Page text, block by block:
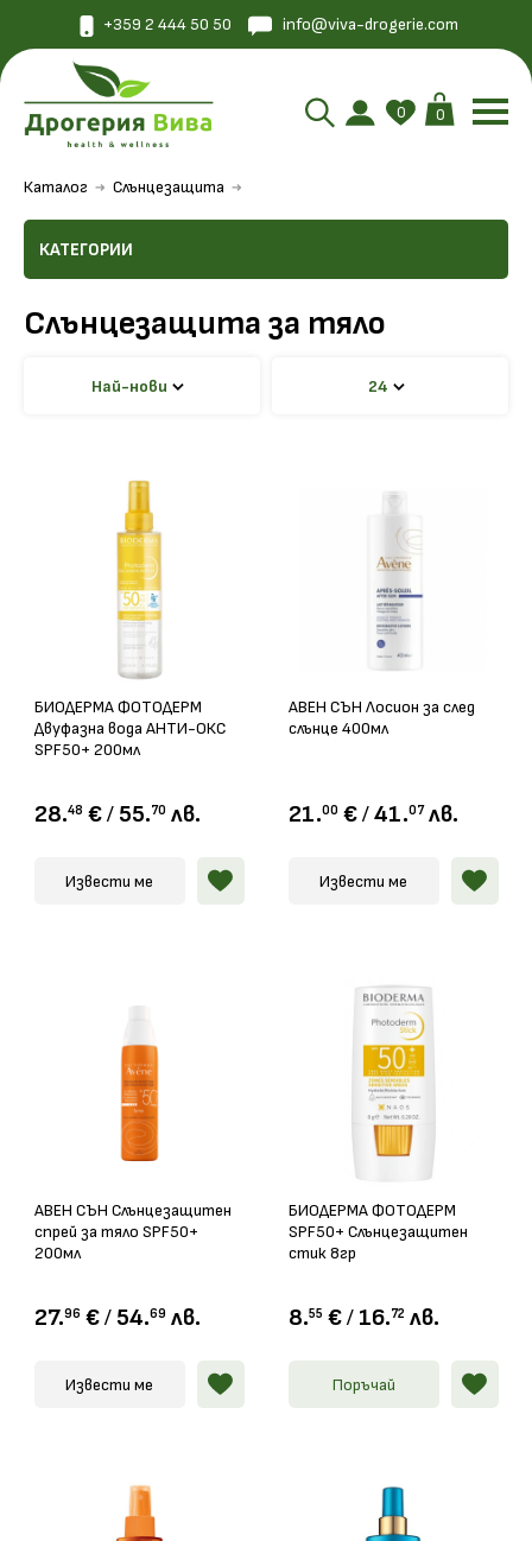
+359 2 444 50 50 info@viva-drogerie.com
0 0
Каталог Слънцезащита
КАТЕГОРИИ
Слънцезащита за тяло
Най-нови 24
БИОДЕРМА ФОТОДЕРМ
Двуфазна вода АНТИ-ОКС
SPF50+ 200мл
28.48 € / 55.70 лв.
Извести ме
АВЕН СЪН Лосион за след
слънце 400мл
21.00 € / 41.07 лв.
Извести ме
АВЕН СЪН Слънцезащитен
спрей за тяло SPF50+
200мл
27.96 € / 54.69 лв.
Извести ме
БИОДЕРМА ФОТОДЕРМ
SPF50+ Слънцезащитен
стик 8гр
8.55 € / 16.72 лв.
Поръчай